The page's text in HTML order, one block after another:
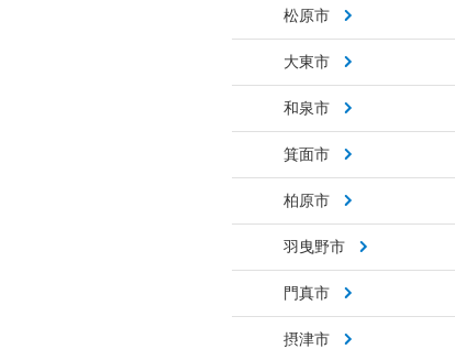
松原市
大東市
和泉市
箕面市
柏原市
羽曳野市
門真市
摂津市